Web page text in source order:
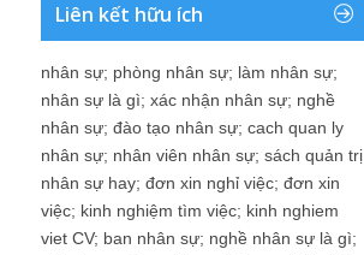
Liên kết hữu ích
nhân sự; phòng nhân sự; làm nhân sự;
nhân sự là gì; xác nhận nhân sự; nghề
nhân sự; đào tạo nhân sự; cach quan ly
nhân sự; nhân viên nhân sự; sách quản trị
nhân sự hay; đơn xin nghỉ việc; đơn xin
việc; kinh nghiệm tìm việc; kinh nghiem
viet CV; ban nhân sự; nghề nhân sự là gì;